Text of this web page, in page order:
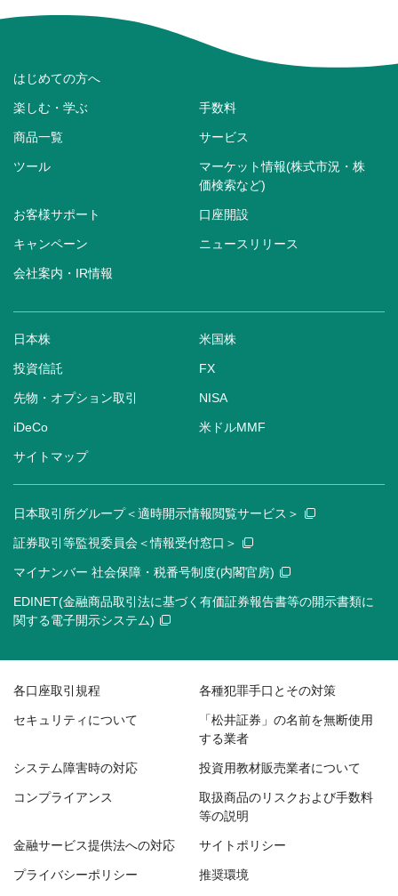
はじめての方へ
楽しむ・学ぶ 手数料
商品一覧 サービス
ツール
マーケット情報(株式市況・株
価検索など)
お客様サポート 口座開設
キャンペーン ニュースリリース
会社案内・IR情報
日本株 米国株
投資信託 FX
先物・オプション取引 NISA
iDeCo 米ドルMMF
サイトマップ
日本取引所グループ＜適時開示情報閲覧サービス＞
証券取引等監視委員会＜情報受付窓口＞
マイナンバー 社会保障・税番号制度(内閣官房)
EDINET(金融商品取引法に基づく有価証券報告書等の開示書類に
関する電子開示システム)
各口座取引規程 各種犯罪手口とその対策
セキュリティについて
「松井証券」の名前を無断使用
する業者
システム障害時の対応 投資用教材販売業者について
コンプライアンス
取扱商品のリスクおよび手数料
等の説明
金融サービス提供法への対応 サイトポリシー
プライバシーポリシー 推奨環境